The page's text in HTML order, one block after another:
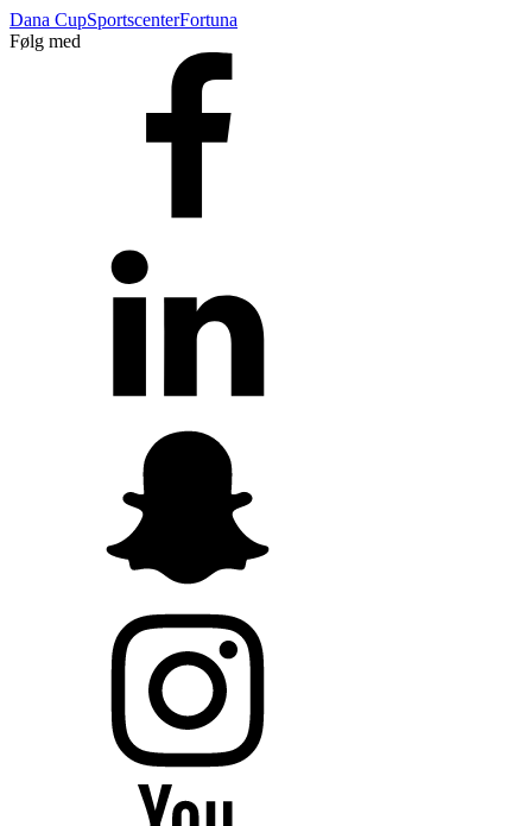
Dana CupSportscenterFortuna
Følg med